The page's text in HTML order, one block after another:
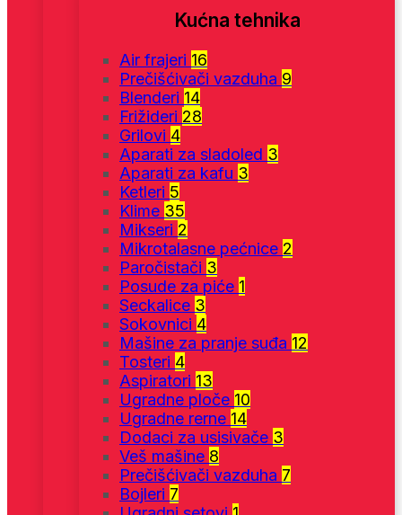
Kućna tehnika
Air frajeri 16
Prečišćivači vazduha 9
Blenderi 14
Frižideri 28
Grilovi 4
Aparati za sladoled 3
Aparati za kafu 3
Ketleri 5
Klime 35
Mikseri 2
Mikrotalasne pećnice 2
Paročistači 3
Posude za piće 1
Seckalice 3
Sokovnici 4
Mašine za pranje suđa 12
Tosteri 4
Aspiratori 13
Ugradne ploče 10
Ugradne rerne 14
Dodaci za usisivače 3
Veš mašine 8
Prečišćivači vazduha 7
Bojleri 7